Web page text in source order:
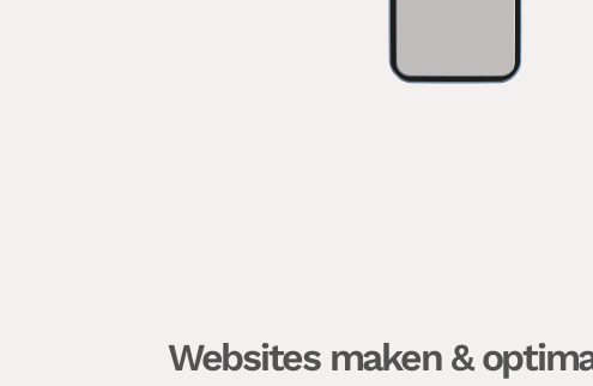
Websites maken &